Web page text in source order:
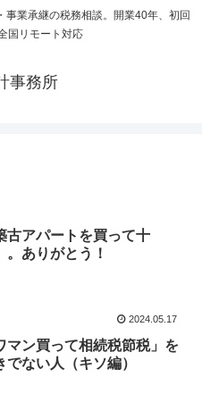
業承継の税務相談。開業40年、初回
国リモート対応
事務所
古アパートを買って十
。ありがとう！
2024.05.17
マン買って相続税節税」を
でない人（キソ編）